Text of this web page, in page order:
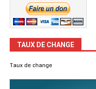
TAUX DE CHANGE
Taux de change